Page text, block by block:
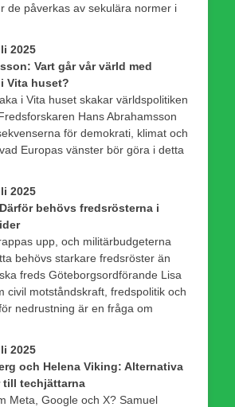
de påverkas av sekulära normer i
2025
Vart går vår värld med
Vita huset?
i Vita huset skakar världspolitiken
Hans Abrahamsson
för demokrati, klimat och
Europas vänster bör göra i detta
2025
behövs fredsrösterna i
upp, och militärbudgeterna
behövs starkare fredsröster än
freds Göteborgsordförande Lisa
civil motståndskraft, fredspolitik och
nedrustning är en fråga om
2025
och Helena Viking: Alternativa
till techjättarna
Meta, Google och X? Samuel